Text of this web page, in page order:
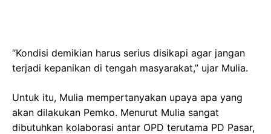
“Kondisi demikian harus serius disikapi agar jangan
terjadi kepanikan di tengah masyarakat,” ujar Mulia.
Untuk itu, Mulia mempertanyakan upaya apa yang
akan dilakukan Pemko. Menurut Mulia sangat
dibutuhkan kolaborasi antar OPD terutama PD Pasar,